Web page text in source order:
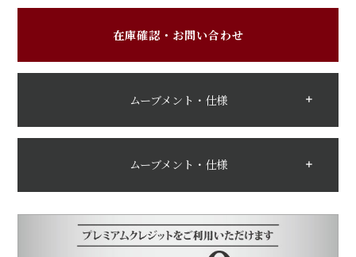
在庫確認・お問い合わせ
ムーブメント・仕様
ムーブメント・仕様